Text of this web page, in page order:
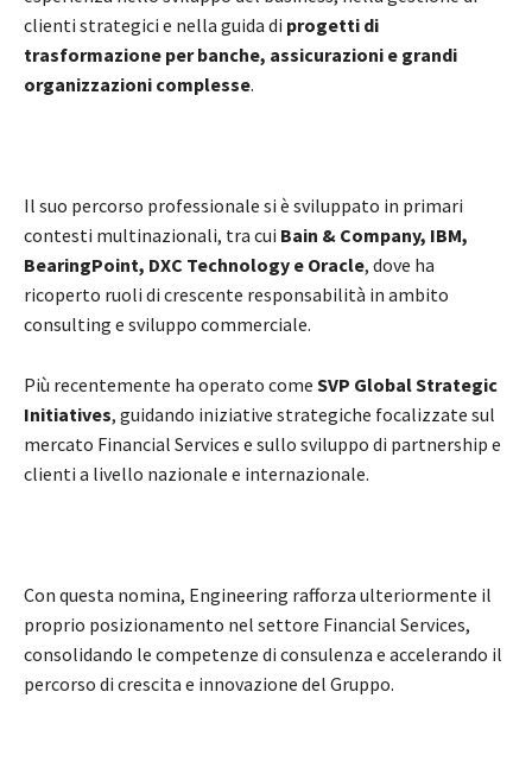
clienti strategici e nella guida di progetti di
trasformazione per banche, assicurazioni e grandi
organizzazioni complesse.
Il suo percorso professionale si è sviluppato in primari
contesti multinazionali, tra cui Bain & Company, IBM,
BearingPoint, DXC Technology e Oracle, dove ha
ricoperto ruoli di crescente responsabilità in ambito
consulting e sviluppo commerciale.
Più recentemente ha operato come SVP Global Strategic
Initiatives, guidando iniziative strategiche focalizzate sul
mercato Financial Services e sullo sviluppo di partnership e
clienti a livello nazionale e internazionale.
Con questa nomina, Engineering rafforza ulteriormente il
proprio posizionamento nel settore Financial Services,
consolidando le competenze di consulenza e accelerando il
percorso di crescita e innovazione del Gruppo.